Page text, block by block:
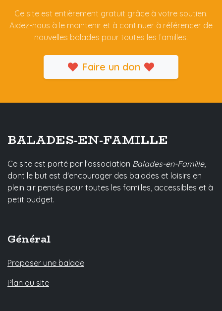
Ce site est entièrement gratuit grâce à votre soutien.
Aidez-nous à le maintenir et à continuer à référencer de
nouvelles balades pour toutes les familles.
Faire un don
BALADES-EN-FAMILLE
Ce site est porté par l'association Balades-en-Famille,
dont le but est d'encourager des balades et loisirs en
plein air pensés pour toutes les familles, accessibles et à
petit budget.
Général
Proposer une balade
Plan du site